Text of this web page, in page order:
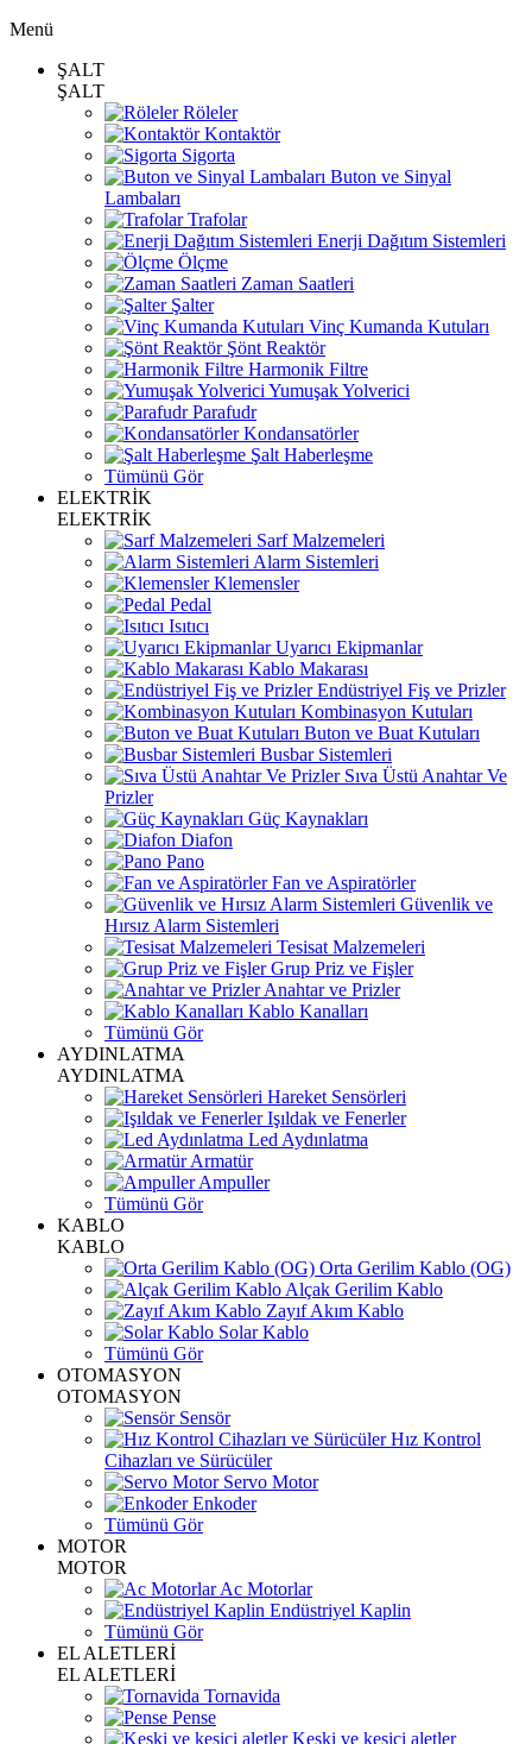
Menü
ŞALT
ŞALT
Röleler
Kontaktör
Sigorta
Buton ve Sinyal
Lambaları
Trafolar
Enerji Dağıtım Sistemleri
Ölçme
Zaman Saatleri
Şalter
Vinç Kumanda Kutuları
Şönt Reaktör
Harmonik Filtre
Yumuşak Yolverici
Parafudr
Kondansatörler
Şalt Haberleşme
Tümünü Gör
ELEKTRİK
ELEKTRİK
Sarf Malzemeleri
Alarm Sistemleri
Klemensler
Pedal
Isıtıcı
Uyarıcı Ekipmanlar
Kablo Makarası
Endüstriyel Fiş ve Prizler
Kombinasyon Kutuları
Buton ve Buat Kutuları
Busbar Sistemleri
Sıva Üstü Anahtar Ve
Prizler
Güç Kaynakları
Diafon
Pano
Fan ve Aspiratörler
Güvenlik ve
Hırsız Alarm Sistemleri
Tesisat Malzemeleri
Grup Priz ve Fişler
Anahtar ve Prizler
Kablo Kanalları
Tümünü Gör
AYDINLATMA
AYDINLATMA
Hareket Sensörleri
Işıldak ve Fenerler
Led Aydınlatma
Armatür
Ampuller
Tümünü Gör
KABLO
KABLO
Orta Gerilim Kablo (OG)
Alçak Gerilim Kablo
Zayıf Akım Kablo
Solar Kablo
Tümünü Gör
OTOMASYON
OTOMASYON
Sensör
Hız Kontrol
Cihazları ve Sürücüler
Servo Motor
Enkoder
Tümünü Gör
MOTOR
MOTOR
Ac Motorlar
Endüstriyel Kaplin
Tümünü Gör
EL ALETLERİ
EL ALETLERİ
Tornavida
Pense
Keski ve kesici aletler